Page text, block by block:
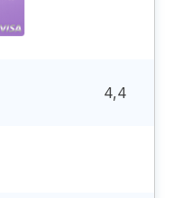
4,4